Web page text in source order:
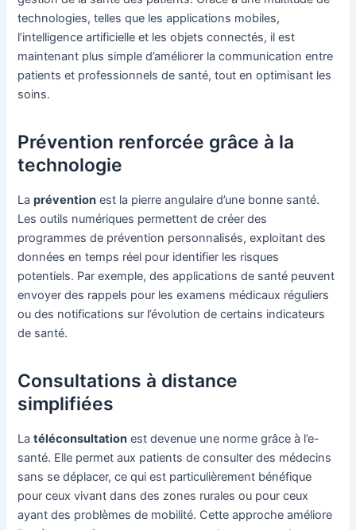
technologies, telles que les applications mobiles,
l’intelligence artificielle et les objets connectés, il est
maintenant plus simple d’améliorer la communication entre
patients et professionnels de santé, tout en optimisant les
soins.
Prévention renforcée grâce à la
technologie
Laprévention est la pierre angulaire d’une bonne santé.
Les outils numériques permettent de créer des
programmes de prévention personnalisés, exploitant des
données en temps réel pour identifier les risques
potentiels. Par exemple, des applications de santé peuvent
envoyer des rappels pour les examens médicaux réguliers
ou des notifications sur l’évolution de certains indicateurs
de santé.
Consultations à distance
simplifiées
Latéléconsultation est devenue une norme grâce à l’e-
santé. Elle permet aux patients de consulter des médecins
sans se déplacer, ce qui est particulièrement bénéfique
pour ceux vivant dans des zones rurales ou pour ceux
ayant des problèmes de mobilité. Cette approche améliore